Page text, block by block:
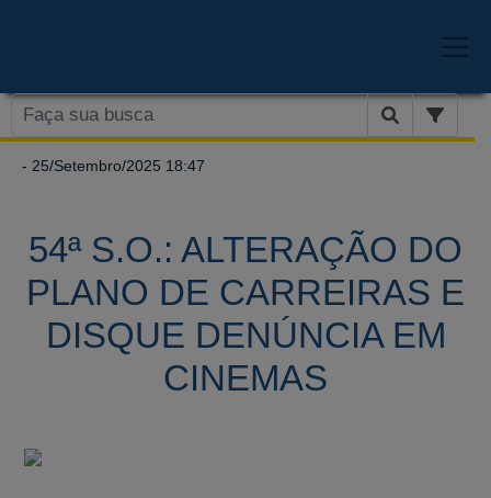
- 25/Setembro/2025 18:47
54ª S.O.: ALTERAÇÃO DO
PLANO DE CARREIRAS E
DISQUE DENÚNCIA EM
CINEMAS